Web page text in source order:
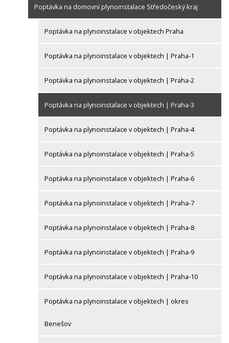
Poptávka na domovní plynoinstalace Středočeský kraj
Poptávka na plynoinstalace v objektech Praha
Poptávka na plynoinstalace v objektech | Praha-1
Poptávka na plynoinstalace v objektech | Praha-2
Poptávka na plynoinstalace v objektech | Praha-3
Poptávka na plynoinstalace v objektech | Praha-4
Poptávka na plynoinstalace v objektech | Praha-5
Poptávka na plynoinstalace v objektech | Praha-6
Poptávka na plynoinstalace v objektech | Praha-7
Poptávka na plynoinstalace v objektech | Praha-8
Poptávka na plynoinstalace v objektech | Praha-9
Poptávka na plynoinstalace v objektech | Praha-10
Poptávka na plynoinstalace v objektech | okres
Benešov